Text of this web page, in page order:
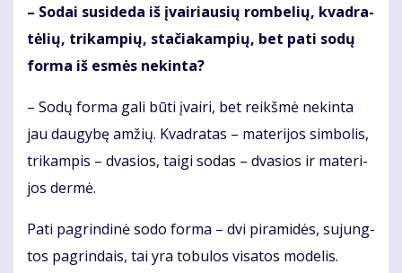
– So­dai su­si­de­da iš įvai­riau­sių rom­be­lių, kvad­ra­
tė­lių, tri­kam­pių, sta­čia­kam­pių, bet pa­ti so­dų
for­ma iš es­mės ne­kin­ta?
– So­dų for­ma ga­li bū­ti įvai­ri, bet reikš­mė ne­kin­ta
jau dau­gy­bę am­žių. Kvad­ra­tas – ma­te­ri­jos sim­bo­lis,
tri­kam­pis – dva­sios, tai­gi so­das – dva­sios ir ma­te­ri­
jos der­mė.
Pa­ti pa­grin­di­nė so­do for­ma – dvi pi­ra­mi­dės, su­jung­
tos pa­grin­dais, tai yra to­bu­los vi­sa­tos mo­de­lis.